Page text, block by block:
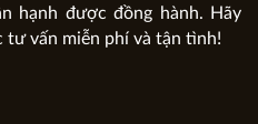
hạnh được đồng hành. Hãy
tư vấn miễn phí và tận tình!